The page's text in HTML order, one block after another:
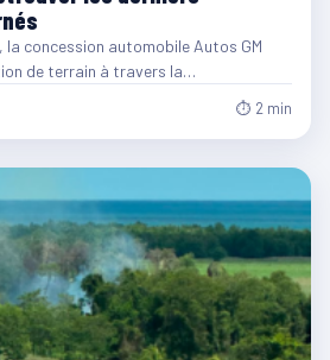
concession automobile Autos GM
de terrain à travers la…
⏱ 2 min